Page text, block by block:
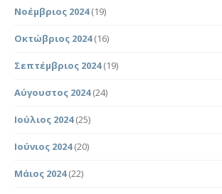
Νοέμβριος 2024(19)
Οκτώβριος 2024(16)
Σεπτέμβριος 2024(19)
Αύγουστος 2024(24)
Ιούλιος 2024(25)
Ιούνιος 2024(20)
Μάιος 2024(22)